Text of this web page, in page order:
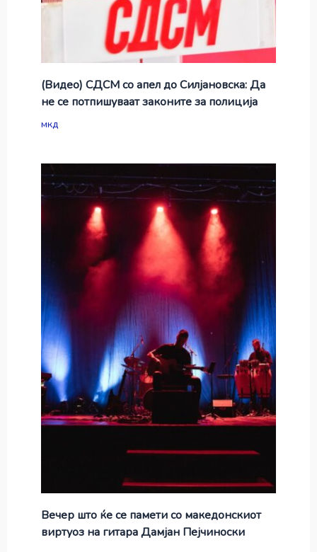
(Видео) СДСМ со апел до Силјановска: Да
не се потпишуваат законите за полиција
мкд
Вечер што ќе се памети со македонскиот
виртуоз на гитара Дамјан Пејчиноски